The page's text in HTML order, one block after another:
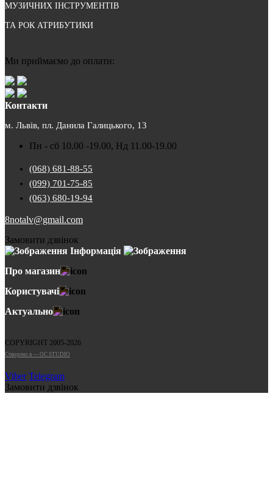
МУЗИЧНИХ ІНСТРУМЕНТІВ
ТА РОК АТРИБУТИКИ
Ми приймаємо до оплати:
Контакти
м. Львів, пл. Данила Галицького, 13
Пн - сб 10.00 -19.00, Нд 11.00-19.00
(068) 681-88-55
(099) 701-75-85
(063) 680-19-94
8notalv@gmail.com
Замовити дзвінок
Інформація
Про магазин
Користувачі
Актуально
COPYRIGHT 2005-2026
Cтворено в — OC STUDIO
Viber Telegram
Замовити дзвінок